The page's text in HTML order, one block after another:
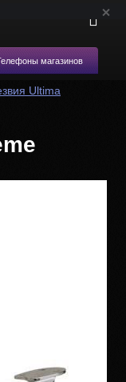
магазинов
Ultima